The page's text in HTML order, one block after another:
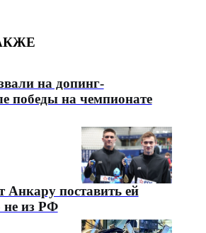
на допинг-
победы на чемпионате
Анкару поставить ей
не из РФ